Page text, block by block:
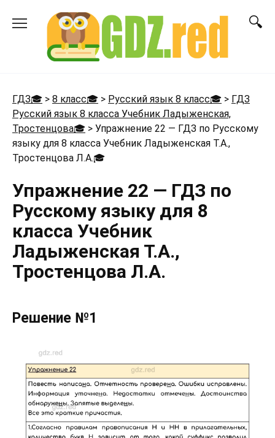
ГДЗ🎓 > 8 класс🎓 > Русский язык 8 класс🎓 > ГДЗ
Русский язык 8 класса Учебник Ладыженская,
Тростенцова🎓 > Упражнение 22 — ГДЗ по Русскому
языку для 8 класса Учебник Ладыженская Т.А.,
Тростенцова Л.А.🎓
Упражнение 22 — ГДЗ по
Русскому языку для 8
класса Учебник
Ладыженская Т.А.,
Тростенцова Л.А.
Решение №1